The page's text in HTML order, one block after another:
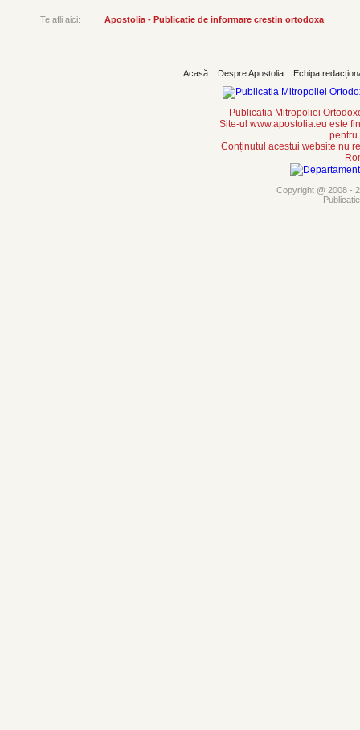
Te afli aici: Apostolia - Publicatie de informare crestin ortodoxa
Acasă Despre Apostolia Echipa
Publicatia Mitropoliei
Site-ul www.apostolia.eu este
pentru
Conținutul acestui website nu
Copyright @ 2008 -